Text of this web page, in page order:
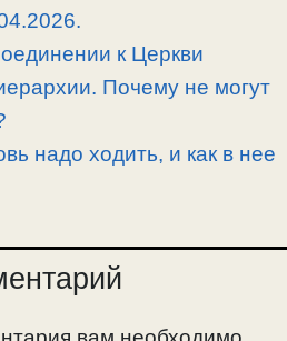
к Церкви
Почему не могут
надо ходить, и как в нее